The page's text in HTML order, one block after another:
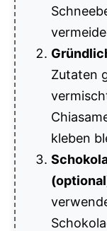
Zutaten
kleben